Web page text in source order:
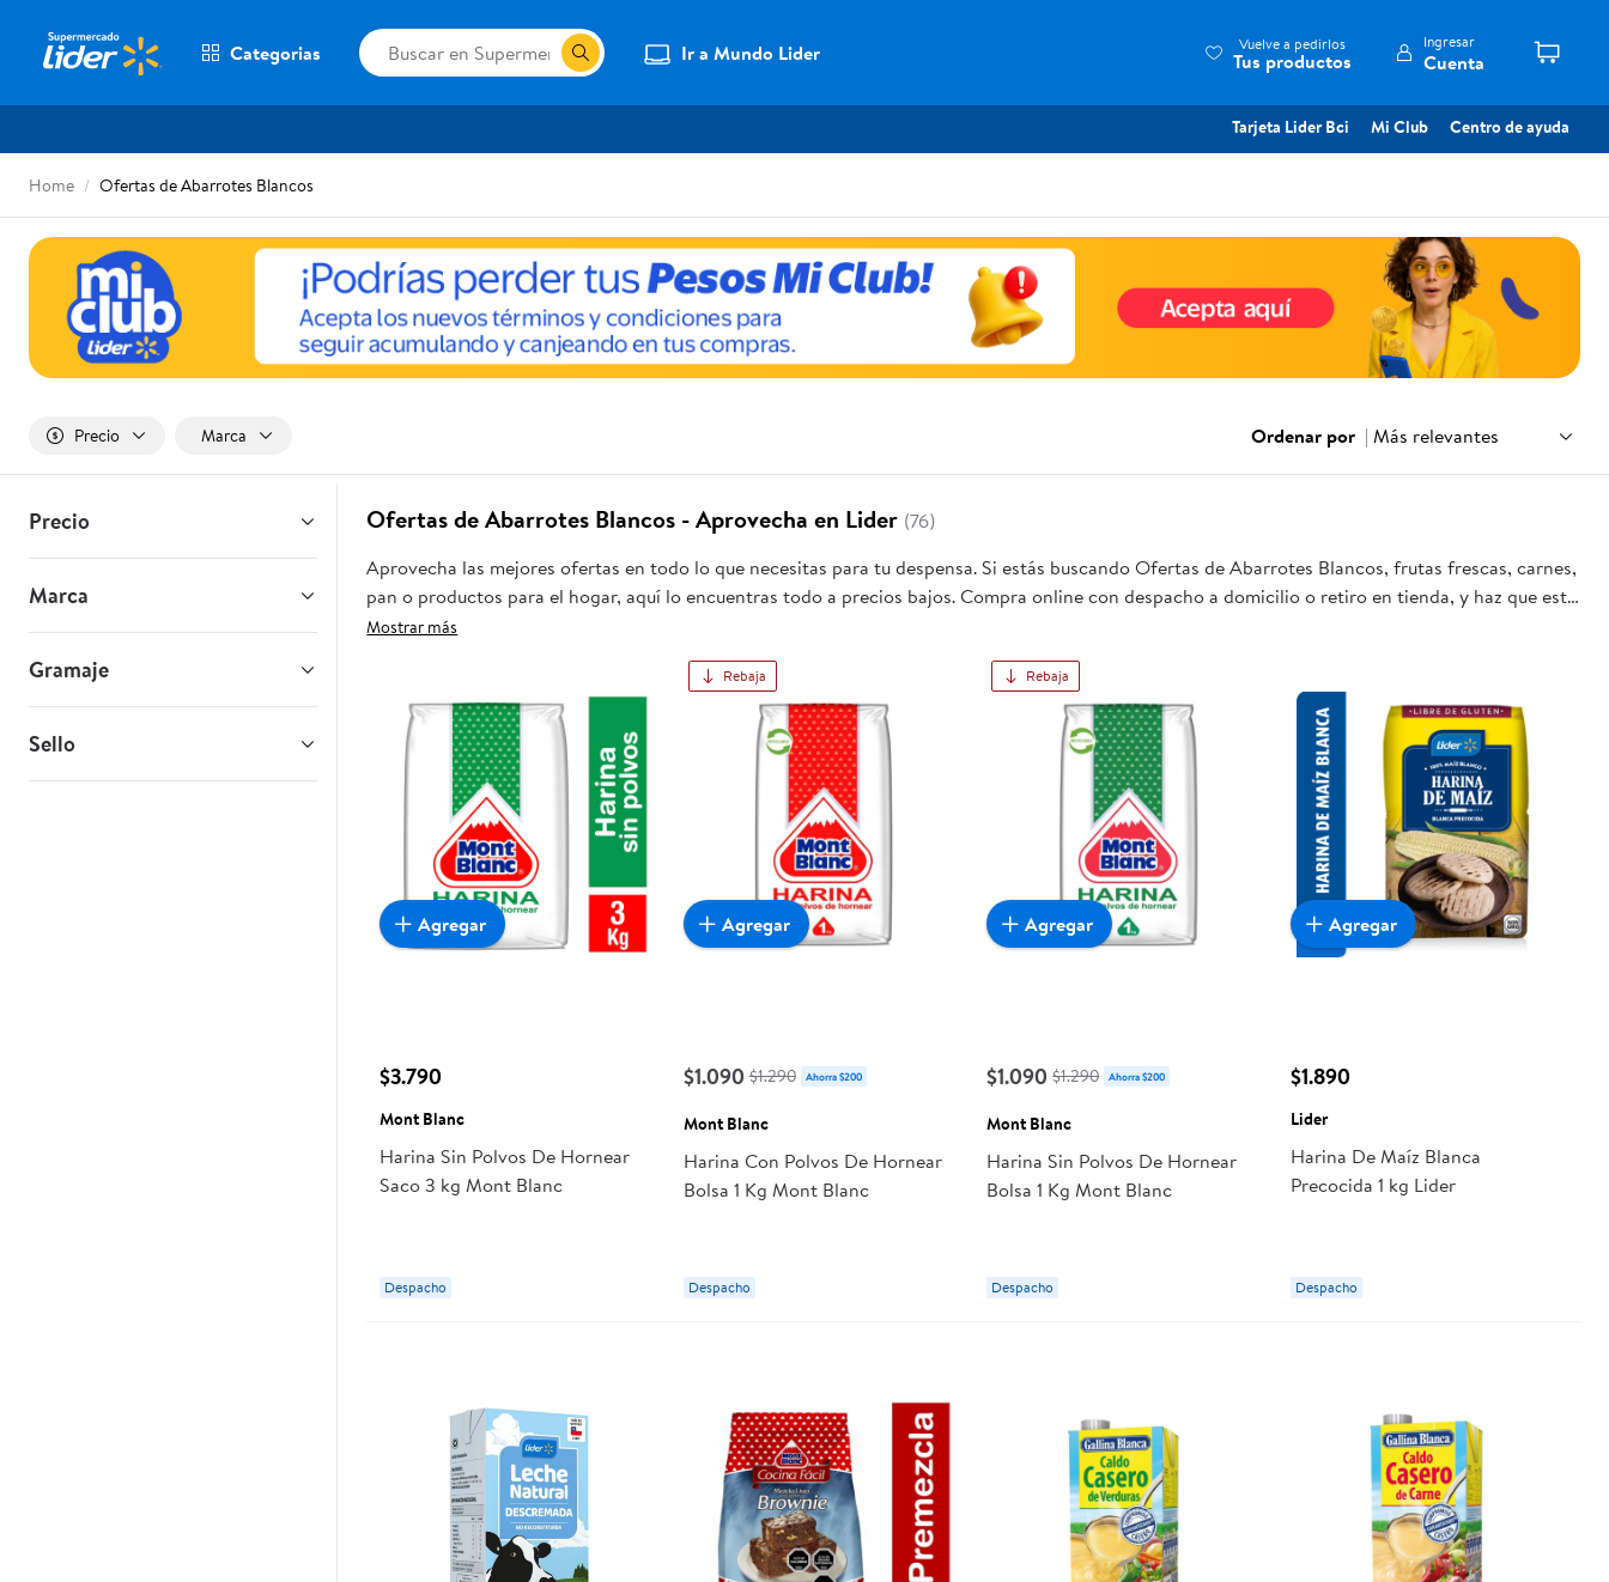
Categorias Ir a Mundo Lider Vuelve a pedirlos
Tus productos
Ingresar
Cuenta
Tarjeta Lider Bci Mi Club Centro de ayuda
Home Ofertas de Abarrotes Blancos
Precio Marca Ordenar por | Más relevantes
Precio
Marca
Gramaje
Sello
Ofertas de Abarrotes Blancos - Aprovecha en Lider (76)
Aprovecha las mejores ofertas en todo lo que necesitas para tu despensa. Si estás buscando Ofertas de Abarrotes Blancos, frutas frescas, carnes,
pan o productos para el hogar, aquí lo encuentras todo a precios bajos. Compra online con despacho a domicilio o retiro en tienda, y haz que esta
oportunidad sea realmente conveniente para ti y tu familia.
Mostrar más
$3.790
Mont Blanc
Harina Sin Polvos De Hornear
Saco 3 kg Mont Blanc
Despacho
Agregar
Rebaja
$1.090 $1.290 Ahorra $200
Mont Blanc
Harina Con Polvos De Hornear
Bolsa 1 Kg Mont Blanc
Despacho
Agregar
Rebaja
$1.090 $1.290 Ahorra $200
Mont Blanc
Harina Sin Polvos De Hornear
Bolsa 1 Kg Mont Blanc
Despacho
Agregar
$1.890
Lider
Harina De Maíz Blanca
Precocida 1 kg Lider
Despacho
Agregar